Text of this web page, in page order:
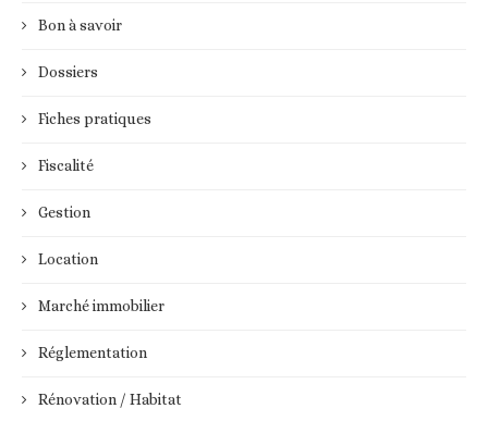
Bon à savoir
Dossiers
Fiches pratiques
Fiscalité
Gestion
Location
Marché immobilier
Réglementation
Rénovation / Habitat